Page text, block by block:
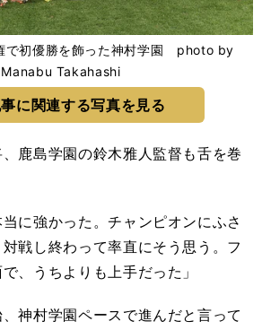
で初優勝を飾った神村学園 photo by
Manabu Takahashi
に関連する写真を見る
鹿島学園の鈴木雅人監督も舌を巻
当に強かった。チャンピオンにふさ
戦し終わって率直にそう思う。フ
、うちよりも上手だった」
神村学園ペースで進んだと言って